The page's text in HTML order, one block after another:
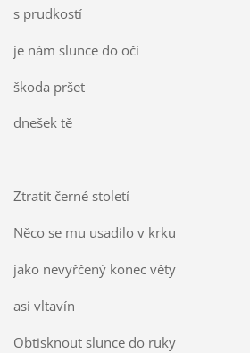
s prudkostí
je nám slunce do očí
škoda pršet
dnešek tě
Ztratit černé století
Něco se mu usadilo v krku
jako nevyřčený konec věty
asi vltavín
Obtisknout slunce do ruky